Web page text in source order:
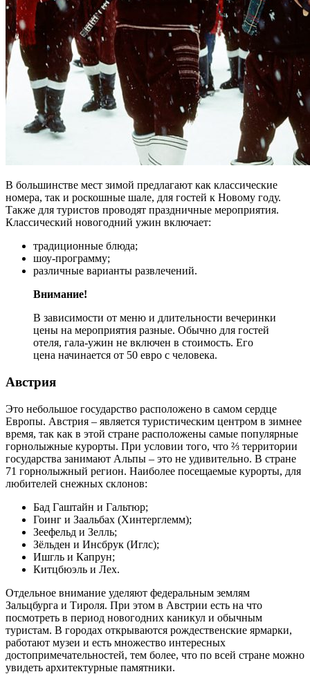
В большинстве мест зимой предлагают как классические
номера, так и роскошные шале, для гостей к Новому году.
Также для туристов проводят праздничные мероприятия.
Классический новогодний ужин включает:
традиционные блюда;
шоу-программу;
различные варианты развлечений.
Внимание!
В зависимости от меню и длительности вечеринки
цены на мероприятия разные. Обычно для гостей
отеля, гала-ужин не включен в стоимость. Его
цена начинается от 50 евро с человека.
Австрия
Это небольшое государство расположено в самом сердце
Европы. Австрия – является туристическим центром в зимнее
время, так как в этой стране расположены самые популярные
горнолыжные курорты. При условии того, что ⅔ территории
государства занимают Альпы – это не удивительно. В стране
71 горнолыжный регион. Наиболее посещаемые курорты, для
любителей снежных склонов:
Бад Гаштайн и Гальтюр;
Гоинг и Заальбах (Хинтерглемм);
Зеефельд и Зелль;
Зёльден и Инсбрук (Иглс);
Ишгль и Капрун;
Китцбюэль и Лех.
Отдельное внимание уделяют федеральным землям
Зальцбурга и Тироля. При этом в Австрии есть на что
посмотреть в период новогодних каникул и обычным
туристам. В городах открываются рождественские ярмарки,
работают музеи и есть множество интересных
достопримечательностей, тем более, что по всей стране можно
увидеть архитектурные памятники.